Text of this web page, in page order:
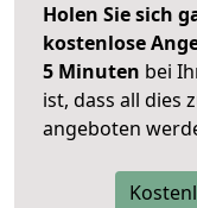
Holen Sie sich
kostenlose
5 Minuten bei
ist, dass all dies
angeboten